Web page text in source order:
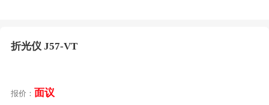
折光仪 J57-VT
报价： 面议